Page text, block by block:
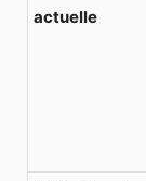
actuelle